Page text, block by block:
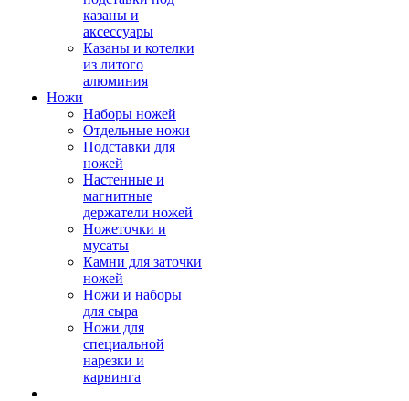
казаны и
аксессуары
Казаны и котелки
из литого
алюминия
Ножи
Наборы ножей
Отдельные ножи
Подставки для
ножей
Настенные и
магнитные
держатели ножей
Ножеточки и
мусаты
Камни для заточки
ножей
Ножи и наборы
для сыра
Ножи для
специальной
нарезки и
карвинга